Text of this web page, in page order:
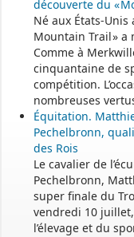
Vous trouverez
et MAM par
Il est
Le sitehttps://
des
- -
découverte du «
Né aux États-
Mountain Trail »
Comme à
cinquantaine de
compétition.
nombreuses
Équitation.
Pechelbronn,
des Rois
Le cavalier de
Pechelbronn,
super finale du
vendredi 10 juillet,
l’élevage et du